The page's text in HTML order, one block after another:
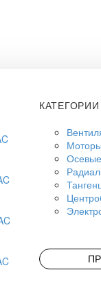
КАТЕГОРИИ